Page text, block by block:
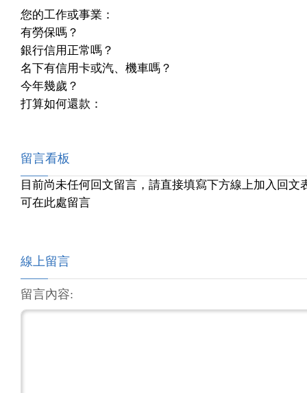
您的工作或事業：
有勞保嗎？
銀行信用正常嗎？
名下有信用卡或汽、機車嗎？
今年幾歲？
打算如何還款：
留言看板
目前尚未任何回文留言，請直接填寫下方線上加入回文
可在此處留言
線上留言
留言內容: